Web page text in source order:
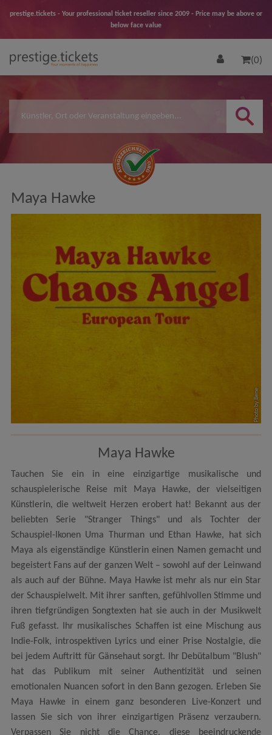
prestige.tickets - Your professional ticket reseller since 2009 - Price may be above or
below face value
(0)
Maya Hawke
Photo by Bene
Maya Hawke
Tauchen Sie ein in eine einzigartige musikalische und
schauspielerische Reise mit Maya Hawke, der vielseitigen
Künstlerin, die weltweit Herzen erobert hat! Bekannt aus der
beliebten Serie "Stranger Things" und als Tochter der
Schauspiel-Ikonen Uma Thurman und Ethan Hawke, hat sich
Maya als eigenständige Künstlerin einen Namen gemacht und
begeistert Fans auf der ganzen Welt – sowohl auf der Leinwand
als auch auf der Bühne. Maya Hawke ist mehr als nur ein Star
der Schauspielwelt. Mit ihrer sanften, gefühlvollen Stimme und
ihren tiefgründigen Songtexten hat sie auch in der Musikwelt
Fuß gefasst. Ihr musikalisches Schaffen ist eine Mischung aus
Indie-Folk, introspektiven Lyrics und einer Prise Nostalgie, die
bei jedem Auftritt für Gänsehaut sorgt. Ihr Debütalbum "Blush"
hat das Publikum mit seiner Authentizität und seinen
emotionalen Nuancen sofort in den Bann gezogen. Erleben Sie
Maya Hawke in einem ganz besonderen Live-Konzert und
lassen Sie sich von ihrer einzigartigen Präsenz verzaubern.
Verpassen Sie nicht die Chance, diese beeindruckende